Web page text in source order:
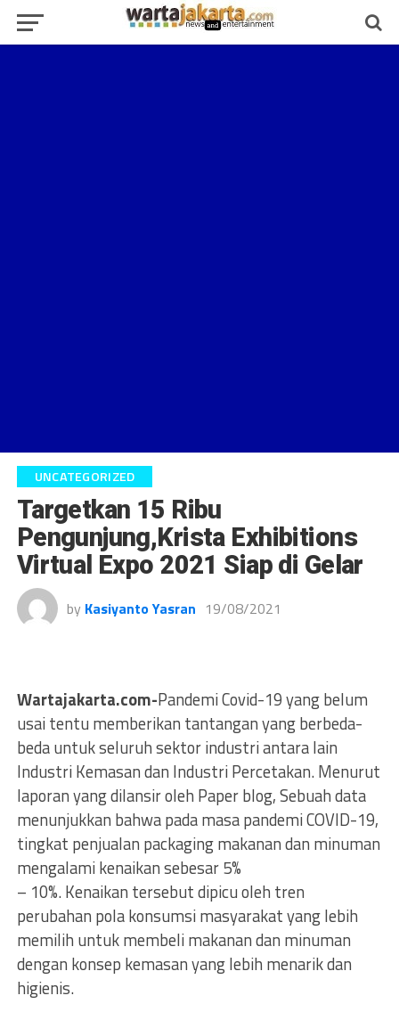
UNCATEGORIZED
Targetkan 15 Ribu
Pengunjung,Krista Exhibitions
Virtual Expo 2021 Siap di Gelar
by Kasiyanto Yasran 19/08/2021
Wartajakarta.com-Pandemi Covid-19 yang belum
usai tentu memberikan tantangan yang berbeda-
beda untuk seluruh sektor industri antara lain
Industri Kemasan dan Industri Percetakan. Menurut
laporan yang dilansir oleh Paper blog, Sebuah data
menunjukkan bahwa pada masa pandemi COVID-19,
tingkat penjualan packaging makanan dan minuman
mengalami kenaikan sebesar 5%
– 10%. Kenaikan tersebut dipicu oleh tren
perubahan pola konsumsi masyarakat yang lebih
memilih untuk membeli makanan dan minuman
dengan konsep kemasan yang lebih menarik dan
higienis.